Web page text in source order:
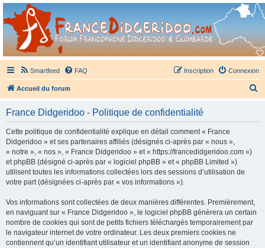
France Didgeridoo
Didgeridoo et Guimbarde sur France Didgeridoo - retrouvez la communauté.
Smartfeed FAQ Connexion
Inscription
Accueil du forum
France Didgeridoo - Politique de confidentialité
Cette politique de confidentialité explique en détail comment « France
Didgeridoo » et ses partenaires affiliés (désignés ci-après par « nous »,
« notre », « nos », « France Didgeridoo » et « https://francedidgeridoo.com »)
et phpBB (désigné ci-après par « logiciel phpBB » et « phpBB Limited »)
utilisent toutes les informations collectées lors des sessions d’utilisation de
votre part (désignées ci-après par « vos informations »).
Vos informations sont collectées de deux manières différentes. Premièrement,
en naviguant sur « France Didgeridoo », le logiciel phpBB génèrera un certain
nombre de cookies qui sont de petits fichiers téléchargés temporairement par
le navigateur internet de votre ordinateur. Les deux premiers cookies ne
contiennent qu’un identifiant utilisateur et un identifiant anonyme de session